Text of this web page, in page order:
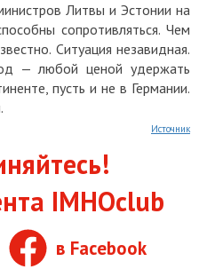
Литвы и Эстонии на
сопротивляться. Чем
Ситуация незавидная.
— любой ценой удержать
пусть и не в Германии.
Источник
IMHOclub
в Facebook